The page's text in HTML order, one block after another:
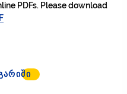
PDFs. Please download